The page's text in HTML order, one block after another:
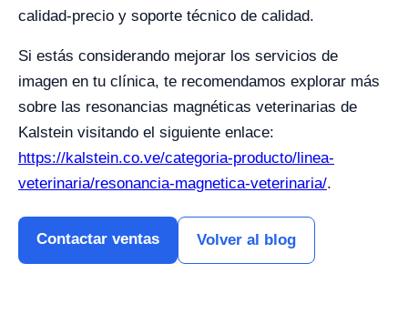
calidad-precio y soporte técnico de calidad.
Si estás considerando mejorar los servicios de
imagen en tu clínica, te recomendamos explorar más
sobre las resonancias magnéticas veterinarias de
Kalstein visitando el siguiente enlace:
https://kalstein.co.ve/categoria-producto/linea-
veterinaria/resonancia-magnetica-veterinaria/.
Contactar ventas Volver al blog